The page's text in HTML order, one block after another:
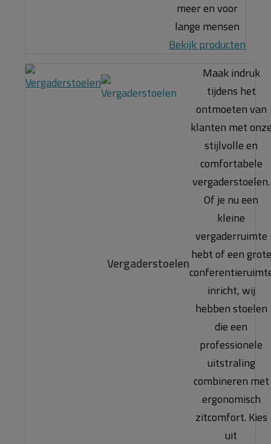
meer en voor
lange mensen
Bekijk producten
Vergaderstoelen
Maak indruk
tijdens het
ontmoeten van
klanten met
stijlvolle en
comfortabele
vergaderstoelen.
Of je nu een
kleine
vergaderruimte
hebt of een grote
inricht, wij
hebben stoelen
die een
professionele
uitstraling
combineren met
ergonomisch
zitcomfort. Kies
uit